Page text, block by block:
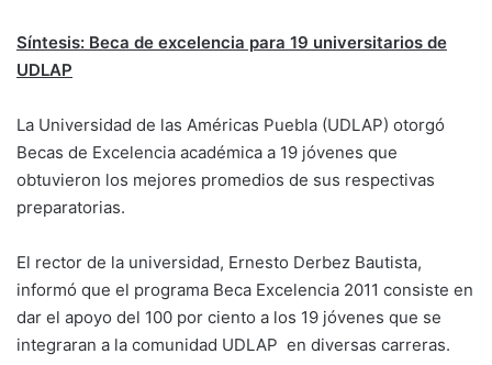
Síntesis: Beca de excelencia para 19 universitarios de
UDLAP
La Universidad de las Américas Puebla (UDLAP) otorgó
Becas de Excelencia académica a 19 jóvenes que
obtuvieron los mejores promedios de sus respectivas
preparatorias.
El rector de la universidad, Ernesto Derbez Bautista,
informó que el programa Beca Excelencia 2011 consiste en
dar el apoyo del 100 por ciento a los 19 jóvenes que se
integraran a la comunidad UDLAP en diversas carreras.